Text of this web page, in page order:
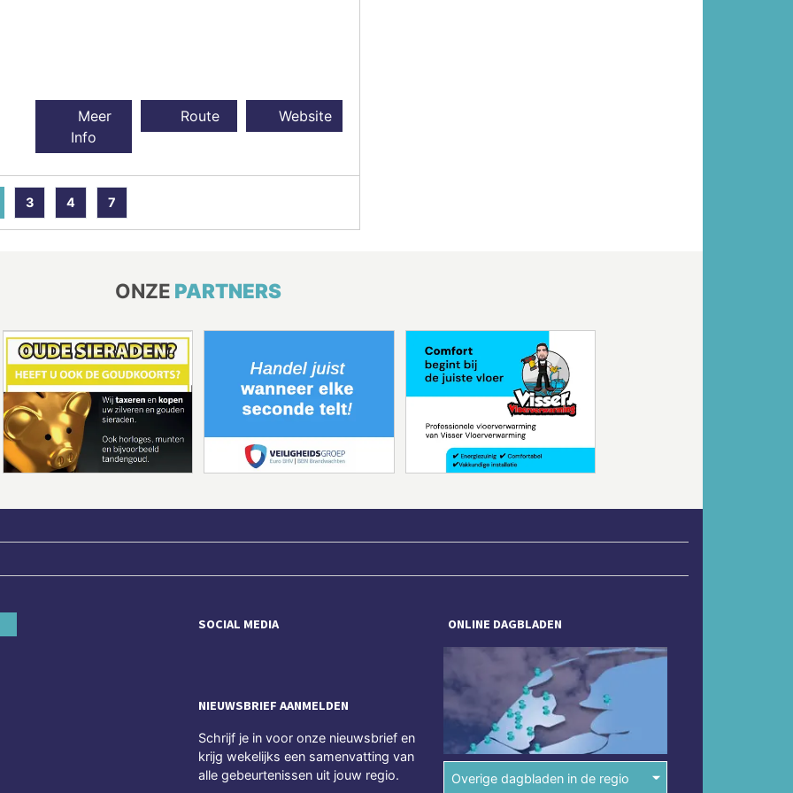
Meer
Info
Route Website
3 4 7
ONZE PARTNERS
SOCIAL MEDIA
NIEUWSBRIEF AANMELDEN
Schrijf je in voor onze nieuwsbrief en
krijg wekelijks een samenvatting van
alle gebeurtenissen uit jouw regio.
ONLINE DAGBLADEN
Overige dagbladen in de regio